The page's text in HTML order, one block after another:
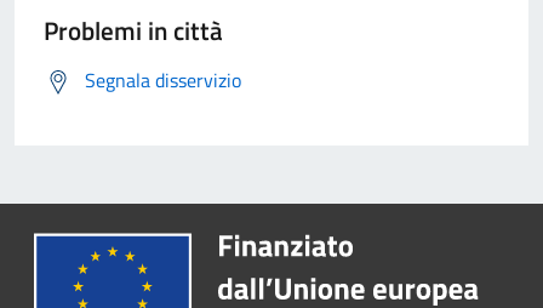
Problemi in città
Segnala disservizio